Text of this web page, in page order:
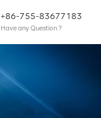
+86-755-83677183
Have any Question ?